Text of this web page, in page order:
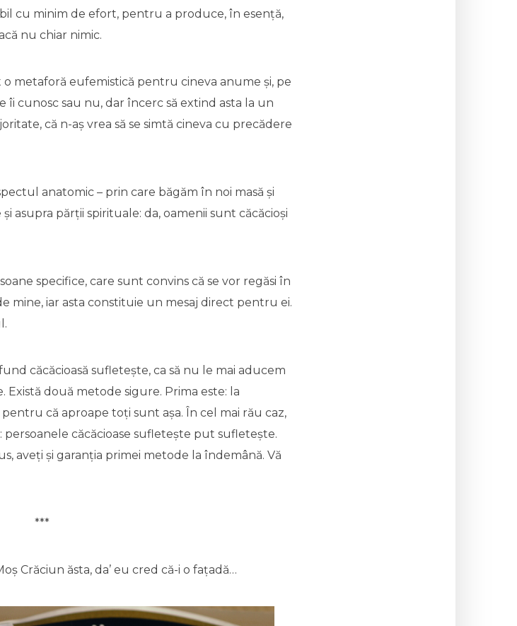
cu minim de efort, pentru a produce, în esență,
nu chiar nimic.
metaforă eufemistică pentru cineva anume și, pe
cunosc sau nu, dar încerc să extind asta la un
că n-aș vrea să se simtă cineva cu precădere
anatomic – prin care băgăm în noi masă și
asupra părții spirituale: da, oamenii sunt căcăcioși
specifice, care sunt convins că se vor regăsi în
mine, iar asta constituie un mesaj direct pentru ei.
căcăcioasă sufletește, ca să nu le mai aducem
Există două metode sigure. Prima este: la
că aproape toți sunt așa. În cel mai rău caz,
persoanele căcăcioase sufletește put sufletește.
aveți și garanția primei metode la îndemână. Vă
***
Crăciun ăsta, da’ eu cred că-i o fațadă…